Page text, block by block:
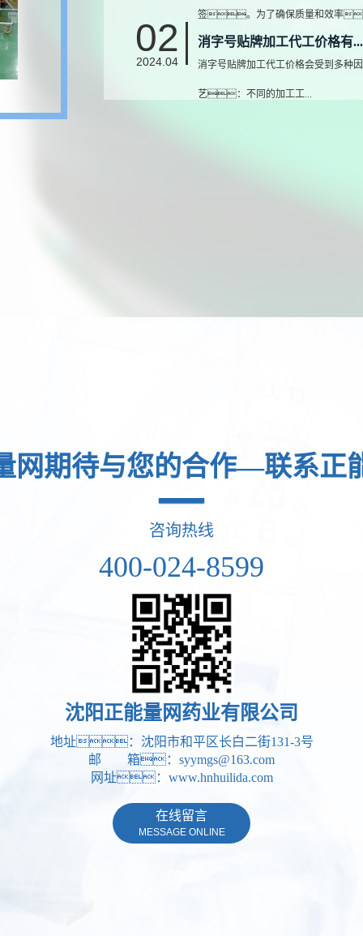
签。为了确保质量和效率
02
2024.04
消字号贴牌加工代工价格有...
消字号贴牌加工代工价格会受到多
艺：不同的加工工...
网期待与您的合作—联系正
咨询热线
400-024-8599
沈阳正能量网药业有限公司
地址：沈阳市和平区长白二街131-3号
邮 箱：syymgs@163.com
网址：www.hnhuilida.com
在线留言
MESSAGE ONLINE